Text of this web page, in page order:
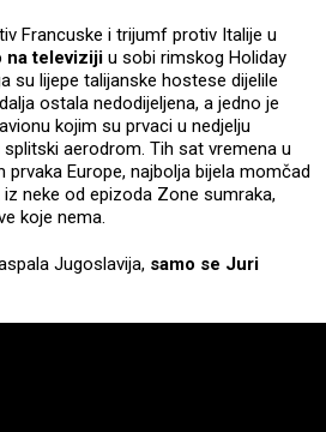
Francuske i trijumf protiv Italije u
na televiziji u sobi rimskog Holiday
su lijepe talijanske hostese dijelile
ostala nedodijeljena, a jedno je
kojim su prvaci u nedjelju
aerodrom. Tih sat vremena u
prvaka Europe, najbolja bijela momčad
neke od epizoda Zone sumraka,
koje nema.
Jugoslavija, samo se Juri